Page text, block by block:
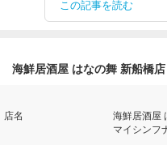
この記事を読む
海鮮居酒屋 はなの舞 新船橋
店名
海鮮居酒屋
マイシンフ